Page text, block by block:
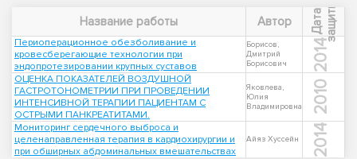
Название работы Автор Д
а
т
а
з
а
щ
и
т ы
Периоперационное обезболивание и
кровесберегающие технологии при
эндопротезировании крупных суставов
Борисов,
Дмитрий
Борисович
2014
ОЦЕНКА ПОКАЗАТЕЛЕЙ ВОЗДУШНОЙ
ГАСТРОТОНОМЕТРИИ ПРИ ПРОВЕДЕНИИ
ИНТЕНСИВНОЙ ТЕРАПИИ ПАЦИЕНТАМ С
ОСТРЫМИ ПАНКРЕАТИТАМИ.
Яковлева,
Юлия
Владимировна
2010
Мониторинг сердечного выброса и
целенаправленная терапия в кардиохирургии и
при обширных абдоминальных вмешательствах
Айяз Хуссейн 2014